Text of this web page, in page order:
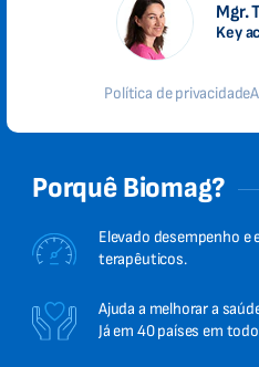
Mgr.
Key
Política de privacidade
Porquê Biomag?
Elevado desempenho e
terapêuticos.
Ajuda a melhorar a
Já em 40 países em